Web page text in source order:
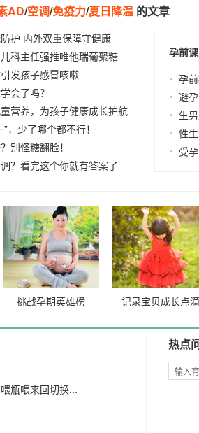
AD/空调/免疫力/夏日降温 的文章
护 内外双重保障守健康
科主任强推唯他瑞葡聚糖
发孩子感冒咳嗽
会了吗？
营养，为孩子健康成长护航
，少了哪个都不行！
别怪糖翻脸！
？看完这个你就有答案了
孕前
孕
避孕
生
性
受孕
挑战孕期英雄榜 记录宝贝成长点滴
瓶喂来回切换...
热点